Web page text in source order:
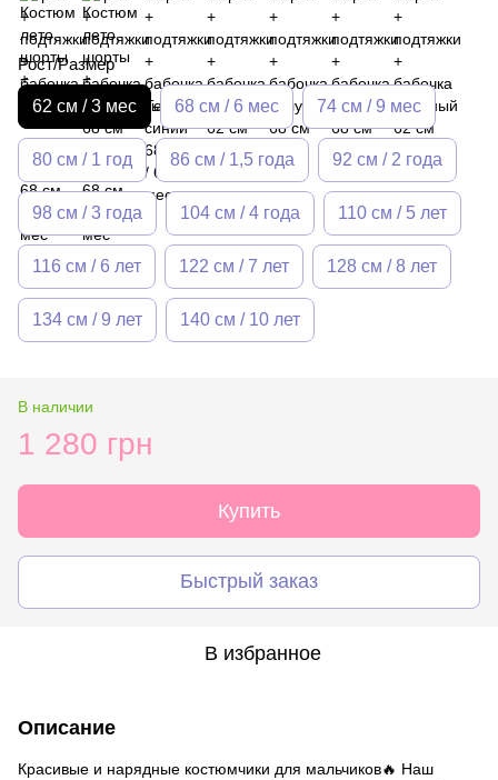
Рост/Размер
62 см / 3 мес 68 см / 6 мес 74 см / 9 мес
80 см / 1 год 86 см / 1,5 года 92 см / 2 года
98 см / 3 года 104 см / 4 года 110 см / 5 лет
116 см / 6 лет 122 см / 7 лет 128 см / 8 лет
134 см / 9 лет 140 см / 10 лет
В наличии
1 280 грн
Купить
Быстрый заказ
В избранное
Описание
Красивые и нарядные костюмчики для мальчиков🔥 Наш